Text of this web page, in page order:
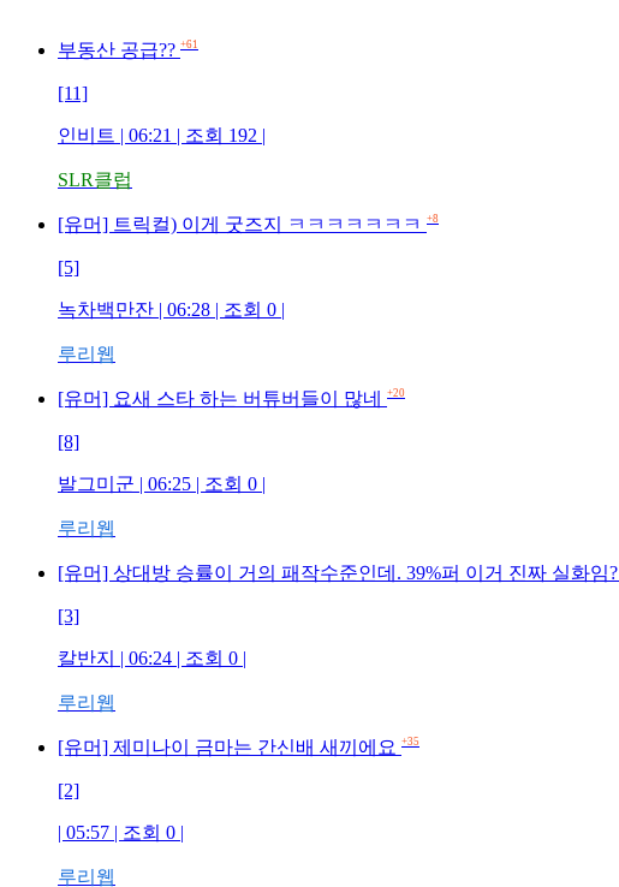
부동산 공급?? +61
[11]
인비트 | 06:21 | 조회 192 |
SLR클럽
[유머] 트릭컬) 이게 굿즈지 ㅋㅋㅋㅋㅋㅋㅋ +8
[5]
녹차백만잔 | 06:28 | 조회 0 |
루리웹
[유머] 요새 스타 하는 버튜버들이 많네 +20
[8]
발그미군 | 06:25 | 조회 0 |
루리웹
[유머] 상대방 승률이 거의 패작수준인데. 39%퍼 이거 진짜 실화임?
[3]
칼반지 | 06:24 | 조회 0 |
루리웹
[유머] 제미나이 금마는 간신배 새끼에요 +35
[2]
| 05:57 | 조회 0 |
루리웹